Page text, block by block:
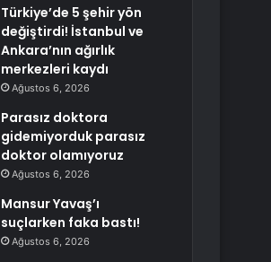
Türkiye’de 5 şehir yön
değiştirdi! İstanbul ve
Ankara’nın ağırlık
merkezleri kaydı
Ağustos 6, 2026
Parasız doktora
gidemiyorduk parasız
doktor olamıyoruz
Ağustos 6, 2026
Mansur Yavaş’ı
suçlarken faka bastı!
Ağustos 6, 2026